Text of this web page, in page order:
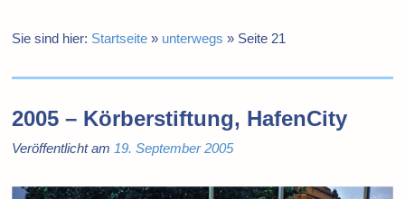
Sie sind hier: Startseite » unterwegs » Seite 21
2005 – Körberstiftung, HafenCity
Veröffentlicht am 19. September 2005